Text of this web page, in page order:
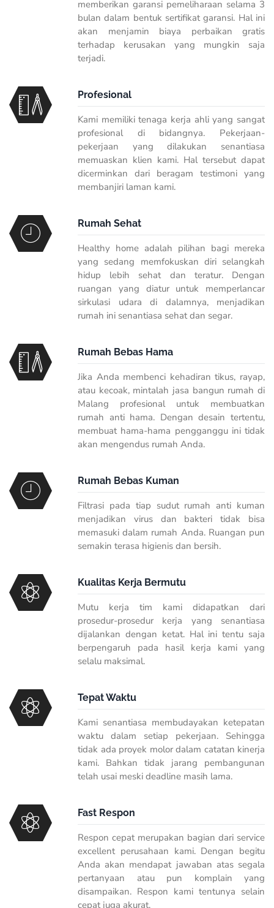
memberikan garansi pemeliharaan selama 3
bulan dalam bentuk sertifikat garansi. Hal ini
akan menjamin biaya perbaikan gratis
terhadap kerusakan yang mungkin saja
terjadi.
Profesional
Kami memiliki tenaga kerja ahli yang sangat
profesional di bidangnya. Pekerjaan-
pekerjaan yang dilakukan senantiasa
memuaskan klien kami. Hal tersebut dapat
dicerminkan dari beragam testimoni yang
membanjiri laman kami.
Rumah Sehat
Healthy home adalah pilihan bagi mereka
yang sedang memfokuskan diri selangkah
hidup lebih sehat dan teratur. Dengan
ruangan yang diatur untuk memperlancar
sirkulasi udara di dalamnya, menjadikan
rumah ini senantiasa sehat dan segar.
Rumah Bebas Hama
Jika Anda membenci kehadiran tikus, rayap,
atau kecoak, mintalah jasa bangun rumah di
Malang profesional untuk membuatkan
rumah anti hama. Dengan desain tertentu,
membuat hama-hama pengganggu ini tidak
akan mengendus rumah Anda.
Rumah Bebas Kuman
Filtrasi pada tiap sudut rumah anti kuman
menjadikan virus dan bakteri tidak bisa
memasuki dalam rumah Anda. Ruangan pun
semakin terasa higienis dan bersih.
Kualitas Kerja Bermutu
Mutu kerja tim kami didapatkan dari
prosedur-prosedur kerja yang senantiasa
dijalankan dengan ketat. Hal ini tentu saja
berpengaruh pada hasil kerja kami yang
selalu maksimal.
Tepat Waktu
Kami senantiasa membudayakan ketepatan
waktu dalam setiap pekerjaan. Sehingga
tidak ada proyek molor dalam catatan kinerja
kami. Bahkan tidak jarang pembangunan
telah usai meski deadline masih lama.
Fast Respon
Respon cepat merupakan bagian dari service
excellent perusahaan kami. Dengan begitu
Anda akan mendapat jawaban atas segala
pertanyaan atau pun komplain yang
disampaikan. Respon kami tentunya selain
cepat juga akurat.